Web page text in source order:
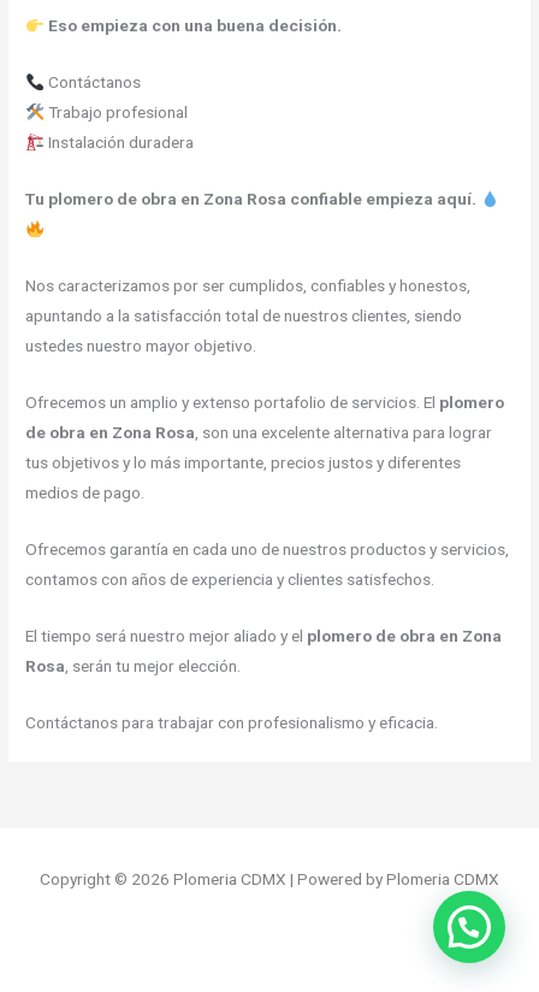
Eso empieza con una buena decisión.
Contáctanos
Trabajo profesional
Instalación duradera
Tu plomero de obra en Zona Rosa confiable empieza aquí.
Nos caracterizamos por ser cumplidos, confiables y honestos,
apuntando a la satisfacción total de nuestros clientes, siendo
ustedes nuestro mayor objetivo.
Ofrecemos un amplio y extenso portafolio de servicios. El plomero
de obra en Zona Rosa , son una excelente alternativa para lograr
tus objetivos y lo más importante, precios justos y diferentes
medios de pago.
Ofrecemos garantía en cada uno de nuestros productos y servicios,
contamos con años de experiencia y clientes satisfechos.
El tiempo será nuestro mejor aliado y el plomero de obra en Zona
Rosa , serán tu mejor elección.
Contáctanos para trabajar con profesionalismo y eficacia.
Copyright © 2026 Plomeria CDMX | Powered by Plomeria CDMX